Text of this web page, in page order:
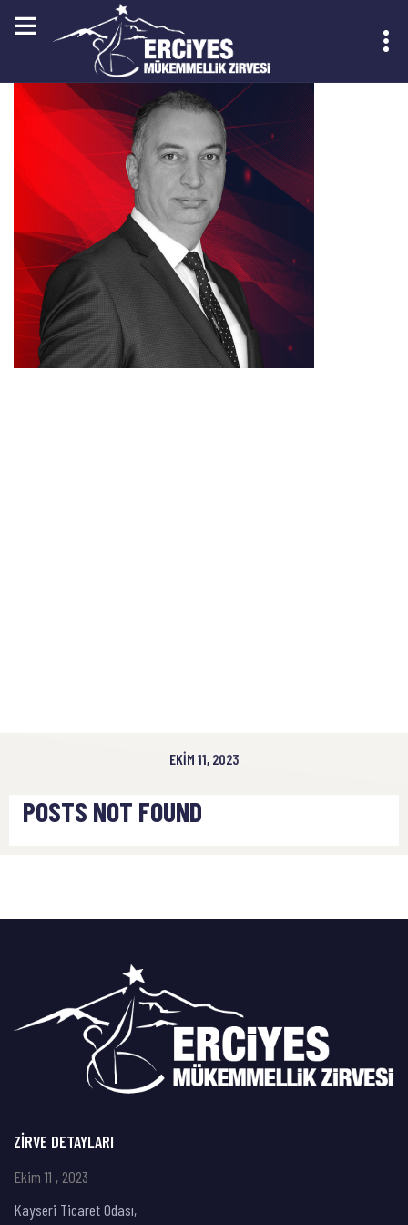
KAYIT OL
EKIM 11, 2023
POSTS NOT FOUND
ZIRVE DETAYLARI
Ekim 11 , 2023
Kayseri Ticaret Odası,